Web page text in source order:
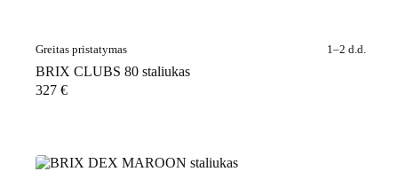
Greitas pristatymas 1–2 d.d.
BRIX CLUBS 80 staliukas
327 €